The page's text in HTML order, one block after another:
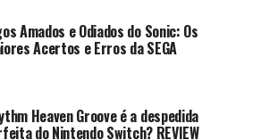
Invasion é
jogo
Amados e Odiados do Sonic: Os
Acertos e Erros da SEGA
Heaven Groove é a despedida
do Nintendo Switch? REVIEW